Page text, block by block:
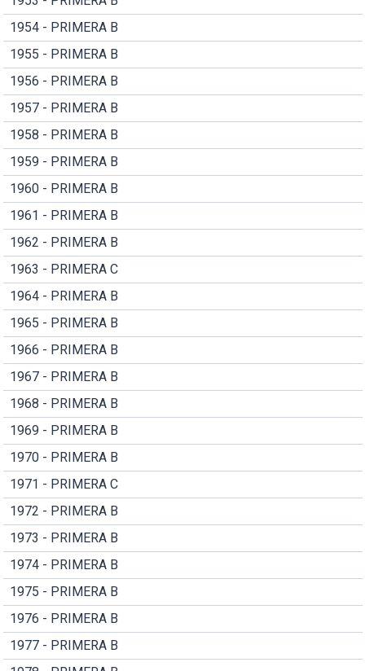
1954 - PRIMERA B
1955 - PRIMERA B
1956 - PRIMERA B
1957 - PRIMERA B
1958 - PRIMERA B
1959 - PRIMERA B
1960 - PRIMERA B
1961 - PRIMERA B
1962 - PRIMERA B
1963 - PRIMERA C
1964 - PRIMERA B
1965 - PRIMERA B
1966 - PRIMERA B
1967 - PRIMERA B
1968 - PRIMERA B
1969 - PRIMERA B
1970 - PRIMERA B
1971 - PRIMERA C
1972 - PRIMERA B
1973 - PRIMERA B
1974 - PRIMERA B
1975 - PRIMERA B
1976 - PRIMERA B
1977 - PRIMERA B